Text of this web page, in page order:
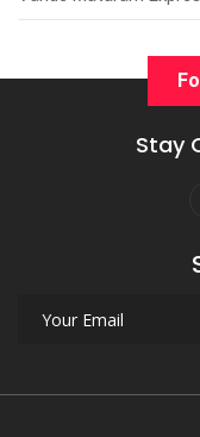
Stay